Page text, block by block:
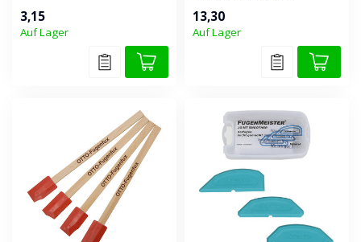
prakt...
3,15
Auf Lager
Erhältlich in z...
13,30
Auf Lager